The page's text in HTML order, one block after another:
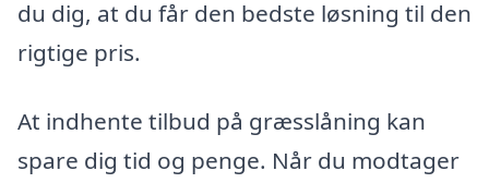
du dig, at du får den bedste løsning til den
rigtige pris.
At indhente tilbud på græsslåning kan
spare dig tid og penge. Når du modtager